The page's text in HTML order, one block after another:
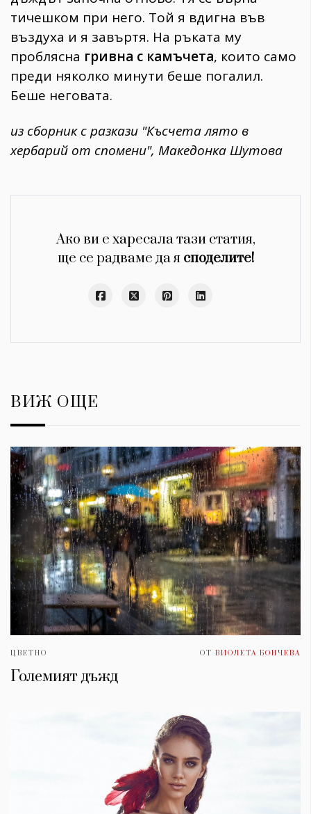
тичешком при него. Той я вдигна във
въздуха и я завъртя. На ръката му
проблясна гривна с камъчета, които само
преди няколко минути беше погалил.
Беше неговата.
из сборник с разкази "Късчета лято в
хербарий от спомени", Македонка Шутова
Ако ви е харесала тази статия,
ще се радваме да я споделите!
ВИЖ ОЩЕ
ЦВЕТНО ОТ ВИОЛЕТА БОНЧЕВА
Големият дъжд